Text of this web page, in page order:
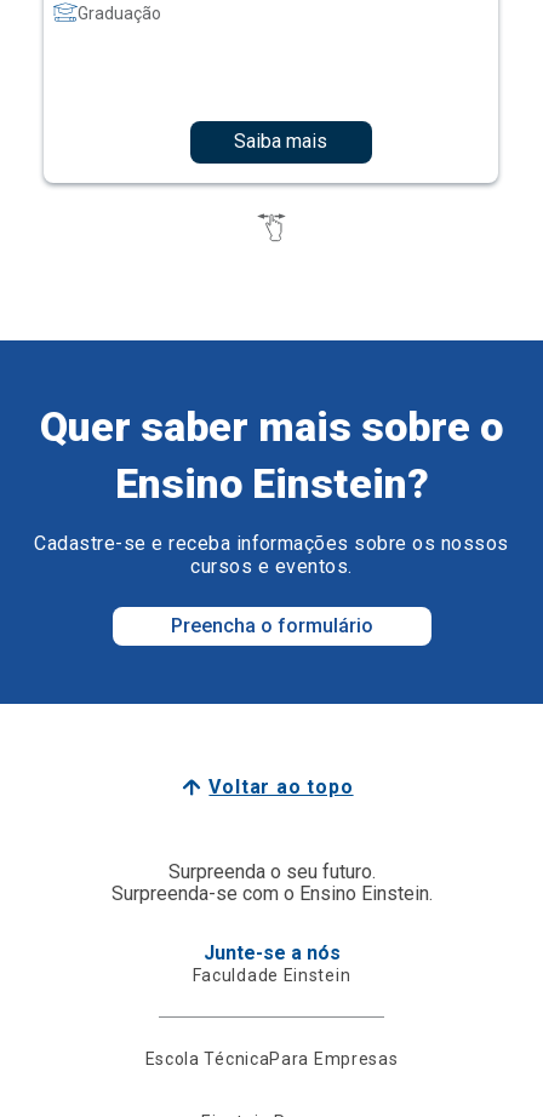
Graduação
Saiba mais
Quer saber mais sobre o
Ensino Einstein?
Cadastre-se e receba informações sobre os nossos
cursos e eventos.
Preencha o formulário
Voltar ao topo
Surpreenda o seu futuro.
Surpreenda-se com o Ensino Einstein.
Junte-se a nós
Faculdade Einstein
Escola TécnicaPara Empresas